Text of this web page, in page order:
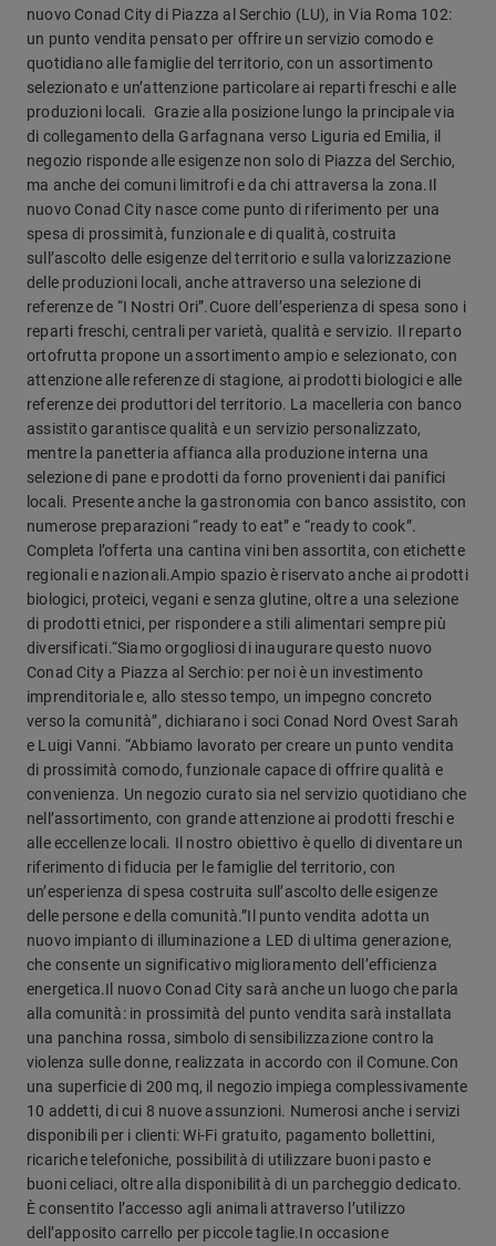
nuovo Conad City di Piazza al Serchio (LU), in Via Roma 102:
un punto vendita pensato per offrire un servizio comodo e
quotidiano alle famiglie del territorio, con un assortimento
selezionato e un’attenzione particolare ai reparti freschi e alle
produzioni locali. Grazie alla posizione lungo la principale via
di collegamento della Garfagnana verso Liguria ed Emilia, il
negozio risponde alle esigenze non solo di Piazza del Serchio,
ma anche dei comuni limitrofi e da chi attraversa la zona.Il
nuovo Conad City nasce come punto di riferimento per una
spesa di prossimità, funzionale e di qualità, costruita
sull’ascolto delle esigenze del territorio e sulla valorizzazione
delle produzioni locali, anche attraverso una selezione di
referenze de “I Nostri Ori”.Cuore dell’esperienza di spesa sono i
reparti freschi, centrali per varietà, qualità e servizio. Il reparto
ortofrutta propone un assortimento ampio e selezionato, con
attenzione alle referenze di stagione, ai prodotti biologici e alle
referenze dei produttori del territorio. La macelleria con banco
assistito garantisce qualità e un servizio personalizzato,
mentre la panetteria affianca alla produzione interna una
selezione di pane e prodotti da forno provenienti dai panifici
locali. Presente anche la gastronomia con banco assistito, con
numerose preparazioni “ready to eat” e “ready to cook”.
Completa l’offerta una cantina vini ben assortita, con etichette
regionali e nazionali.Ampio spazio è riservato anche ai prodotti
biologici, proteici, vegani e senza glutine, oltre a una selezione
di prodotti etnici, per rispondere a stili alimentari sempre più
diversificati.“Siamo orgogliosi di inaugurare questo nuovo
Conad City a Piazza al Serchio: per noi è un investimento
imprenditoriale e, allo stesso tempo, un impegno concreto
verso la comunità”, dichiarano i soci Conad Nord Ovest Sarah
e Luigi Vanni. “Abbiamo lavorato per creare un punto vendita
di prossimità comodo, funzionale capace di offrire qualità e
convenienza. Un negozio curato sia nel servizio quotidiano che
nell’assortimento, con grande attenzione ai prodotti freschi e
alle eccellenze locali. Il nostro obiettivo è quello di diventare un
riferimento di fiducia per le famiglie del territorio, con
un’esperienza di spesa costruita sull’ascolto delle esigenze
delle persone e della comunità.”Il punto vendita adotta un
nuovo impianto di illuminazione a LED di ultima generazione,
che consente un significativo miglioramento dell’efficienza
energetica.Il nuovo Conad City sarà anche un luogo che parla
alla comunità: in prossimità del punto vendita sarà installata
una panchina rossa, simbolo di sensibilizzazione contro la
violenza sulle donne, realizzata in accordo con il Comune.Con
una superficie di 200 mq, il negozio impiega complessivamente
10 addetti, di cui 8 nuove assunzioni. Numerosi anche i servizi
disponibili per i clienti: Wi-Fi gratuito, pagamento bollettini,
ricariche telefoniche, possibilità di utilizzare buoni pasto e
buoni celiaci, oltre alla disponibilità di un parcheggio dedicato.
È consentito l’accesso agli animali attraverso l’utilizzo
dell’apposito carrello per piccole taglie.In occasione